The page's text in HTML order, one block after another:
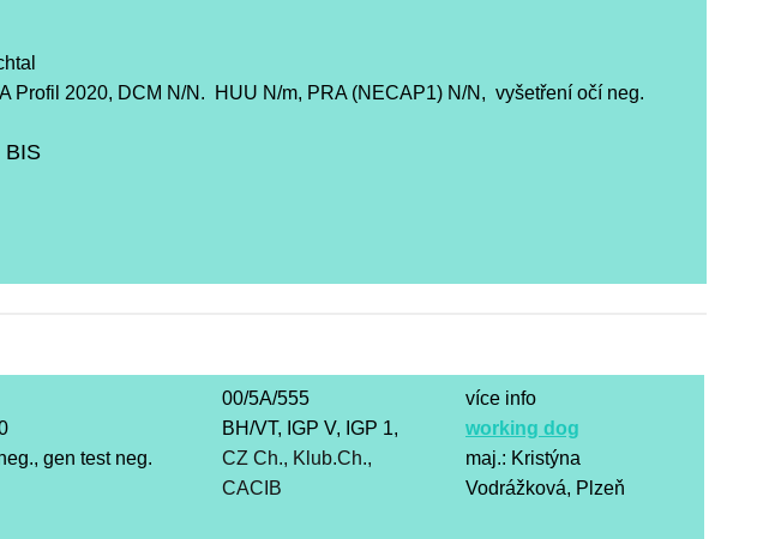
Profil 2020, DCM N/N. HUU N/m, PRA (NECAP1) N/N, vyšetření očí neg.
BIS
gen test neg.
00/5A/555
BH/VT, IGP V, IGP 1,
CZ Ch., Klub.Ch.,
CACIB
více info
working dog
maj.: Kristýna
Vodrážková, Plzeň